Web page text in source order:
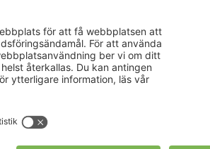
Aktuellt